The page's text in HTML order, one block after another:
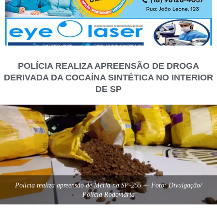
POLÍCIA REALIZA APREENSÃO DE DROGA
DERIVADA DA COCAÍNA SINTÉTICA NO INTERIOR
DE SP
Polícia realiza apreensão de Merla na SP-255 — Foto: Divulgação/
Polícia Rodoviária